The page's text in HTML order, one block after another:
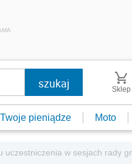
Sklep
Twoje pieniądze Moto
uczestniczenia w sesjach rady